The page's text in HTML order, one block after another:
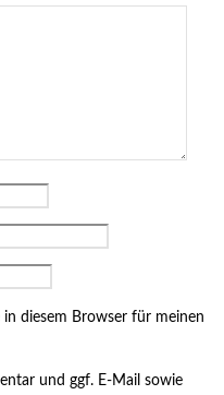
diesem Browser für meinen
und ggf. E-Mail sowie